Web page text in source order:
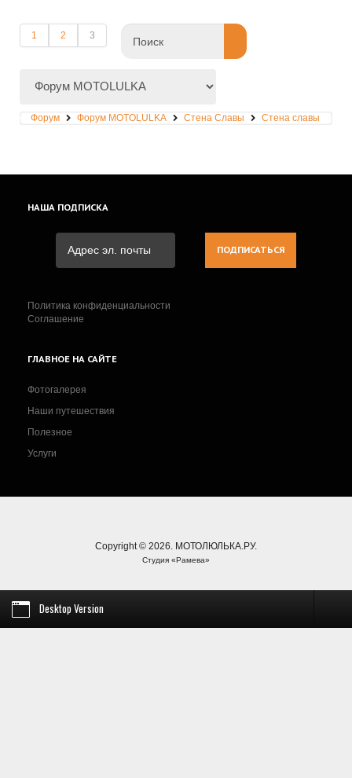
1 2 3
Форум Форум MOTOLULKA Стена Славы Стена славы
НАША ПОДПИСКА
Политика конфиденциальности
Соглашение
ГЛАВНОЕ НА САЙТЕ
Фотогалерея
Наши путешествия
Полезное
Услуги
Copyright © 2026. МОТОЛЮЛЬКА.РУ.
Студия «Рамева»
Desktop Version